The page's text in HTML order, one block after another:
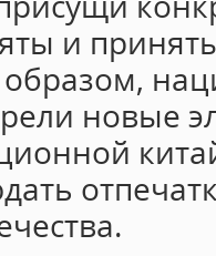
и
новые